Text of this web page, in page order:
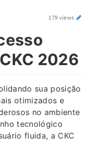
179 views
2026
sua posição
otimizados e
no ambiente
tecnológico
fluida, a CKC